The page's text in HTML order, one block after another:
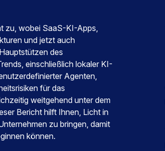
zu, wobei SaaS-KI-Apps,
und jetzt auch
des
einschließlich lokaler KI-
Agenten,
für das
weitgehend unter dem
Bericht hilft Ihnen, Licht in
zu bringen, damit
können.